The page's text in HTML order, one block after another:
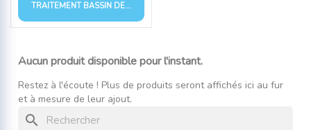
TRAITEMENT BASSIN DE...
Aucun produit disponible pour l'instant.
Restez à l'écoute ! Plus de produits seront affichés ici au fur
et à mesure de leur ajout.
search